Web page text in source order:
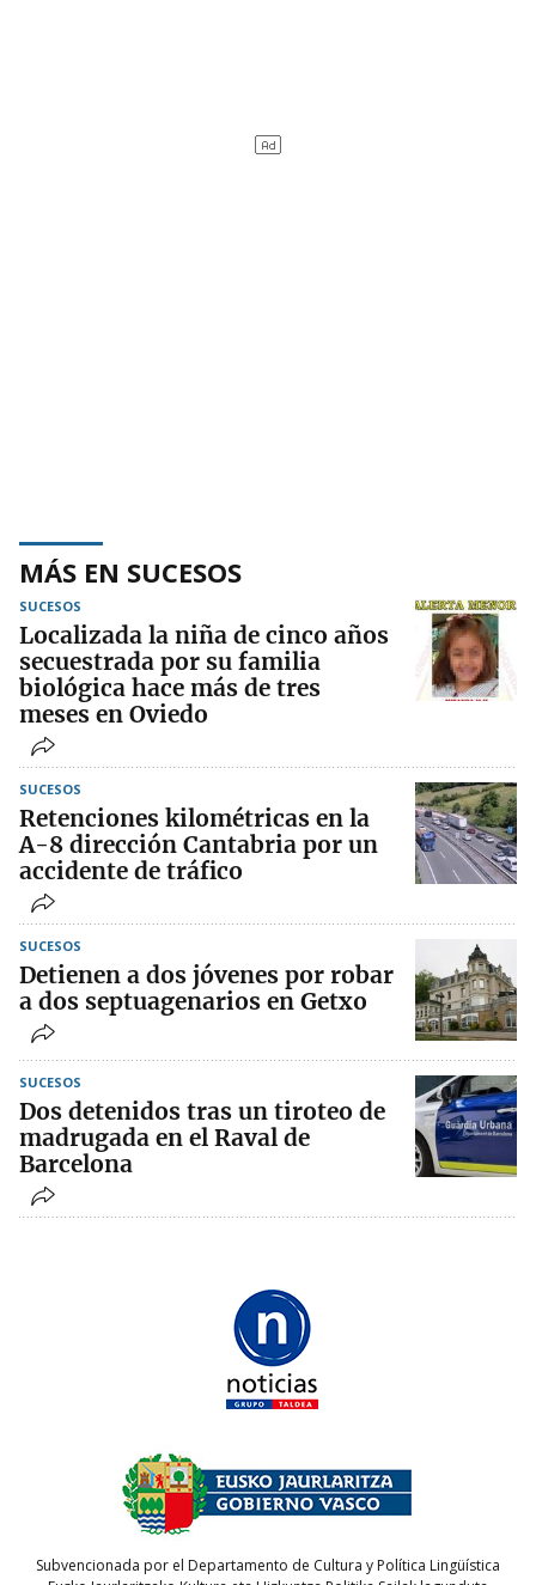
MÁS EN SUCESOS
SUCESOS
Localizada la niña de cinco años
secuestrada por su familia
biológica hace más de tres
meses en Oviedo
SUCESOS
Retenciones kilométricas en la
A-8 dirección Cantabria por un
accidente de tráfico
SUCESOS
Detienen a dos jóvenes por robar
a dos septuagenarios en Getxo
SUCESOS
Dos detenidos tras un tiroteo de
madrugada en el Raval de
Barcelona
Subvencionada por el Departamento de Cultura y Política Lingüística